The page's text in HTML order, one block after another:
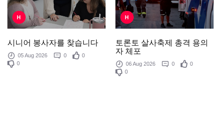
H
시니어 봉사자를 찾습니다
05 Aug 2026 0
0
0
H
토론토 살사축제 총격 용의
자 체포
06 Aug 2026 0
0
0